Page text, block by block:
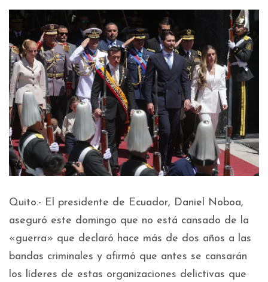
Quito.- El presidente de Ecuador, Daniel Noboa,
aseguró este domingo que no está cansado de la
«guerra» que declaró hace más de dos años a las
bandas criminales y afirmó que antes se cansarán
los líderes de estas organizaciones delictivas que